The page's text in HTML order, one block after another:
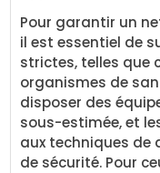
Pour garantir un
il est essentiel de
strictes, telles que
organismes de
disposer des
sous-estimée, et
aux techniques de
de sécurité. Pour